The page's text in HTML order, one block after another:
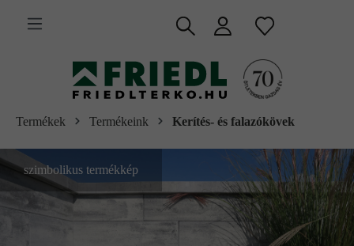
tartalomra
Termékek Termékeink Kerítés- és falazókövek
szimbolikus termékkép